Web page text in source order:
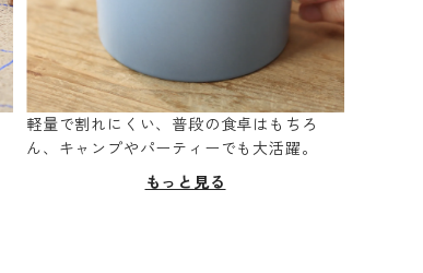
軽量で割れにくい、普段の食卓はもちろ
ん、キャンプやパーティーでも大活躍。
もっと見る